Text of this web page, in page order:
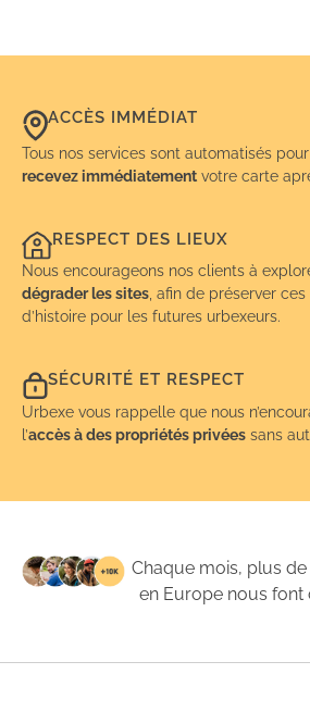
ACCÈS IMMÉDIAT
Tous nos services sont automatisés
recevez immédiatement votre carte
RESPECT DES LIEUX
Nous encourageons nos clients à
dégrader les sites , afin de préserver
d’histoire pour les futures urbexeurs.
SÉCURITÉ ET RESPECT
Urbexe vous rappelle que nous
l’accès à des propriétés privées sans
Chaque mois, plus
en Europe nous font